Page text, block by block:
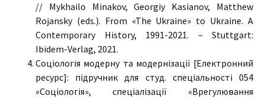
// Mykhailo Minakov, Georgiy Kasianov, Matthew
Rojansky (eds.). From «The Ukraine» to Ukraine. A
Contemporary History, 1991-2021. – Stuttgart:
Ibidem-Verlag, 2021.
Соціологія модерну та модернізації [Електронний
ресурс]: підручник для студ. спеціальності 054
«Соціологія», спеціалізації «Врегулювання